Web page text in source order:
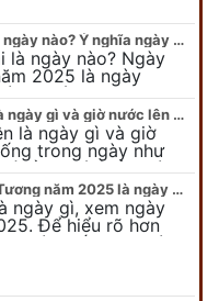
Ngày vía Thần Tài là ngày nào? Ý nghĩa ngày vía Thần Tài năm 2025
là ngày nào? Ngày
2025 là ngày
tháng. Tại sao
cả mọi…
Ngày con nước lên là ngày gì và giờ nước lên nước xuống trong ngày?
là ngày gì và giờ
trong ngày như
cần chú ý về ngày
Chính xác ngày Bất Tương năm 2025 là ngày gì mà cực ít người biết
ngày gì, xem ngày
Để hiểu rõ hơn
ngày bất tương là